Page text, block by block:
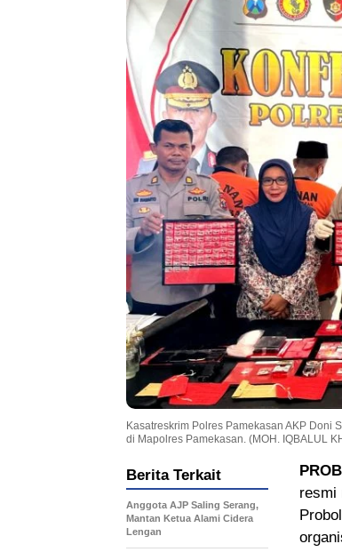
Kasatreskrim Polres Pamekasan AKP Doni
di Mapolres Pamekasan. (MOH. IQBALUL
resmi
Berita Terkait
Anggota AJP Saling Serang,
Mantan Ketua Alami Cidera
Lengan